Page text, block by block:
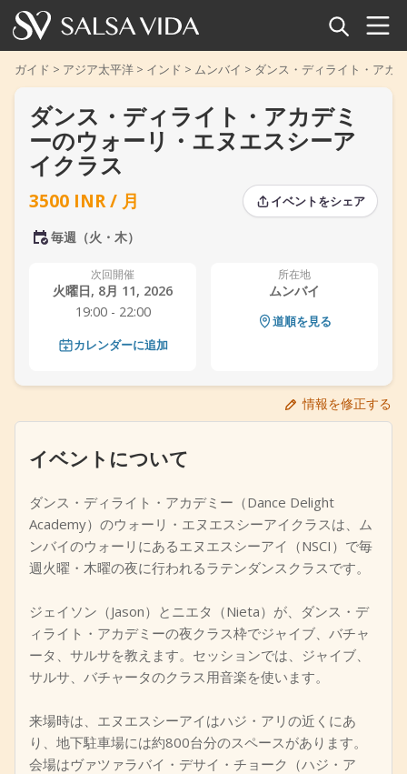
ホーム
イベント
ニュース
記事
動画
サルサ用語集
ショップ
TuneTempo
ガイド > アジア太平洋 > インド > ムンバイ > ダンス・ディライト・アカ
‹ ›
‹ ›
ダンス・ディライト・アカデミ
ーのウォーリ・エヌエスシーア
イクラス
3500 INR / 月 イベントをシェア
毎週（火・木）
次回開催
火曜日, 8月 11, 2026
19:00 - 22:00
カレンダーに追加
所在地
ムンバイ
道順を見る
情報を修正する
イベントについて
ダンス・ディライト・アカデミー（Dance Delight
Academy）のウォーリ・エヌエスシーアイクラスは、ム
ンバイのウォーリにあるエヌエスシーアイ（NSCI）で毎
週火曜・木曜の夜に行われるラテンダンスクラスです。
ジェイソン（Jason）とニエタ（Nieta）が、ダンス・デ
ィライト・アカデミーの夜クラス枠でジャイブ、バチャ
ータ、サルサを教えます。セッションでは、ジャイブ、
サルサ、バチャータのクラス用音楽を使います。
来場時は、エヌエスシーアイはハジ・アリの近くにあ
り、地下駐車場には約800台分のスペースがあります。
会場はヴァツァラバイ・デサイ・チョーク（ハジ・ア